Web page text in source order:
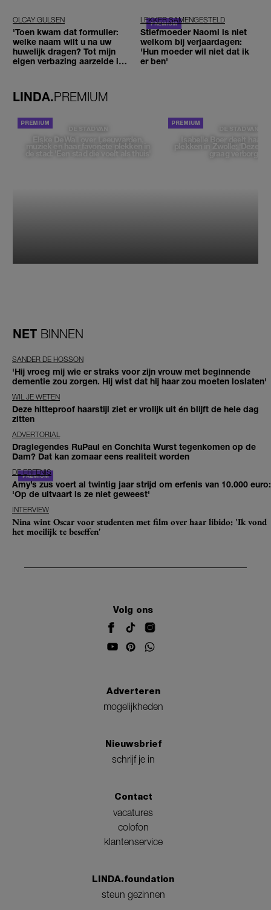
OLCAY GULSEN
'Toen kwam dat formulier:
welke naam wilt u na uw
huwelijk dragen? Tot mijn
eigen verbazing aarzelde ik
LEKKER SAMENGESTELD
Stiefmoeder Naomi is niet
welkom bij verjaardagen:
'Hun moeder wil niet dat ik
er ben'
LINDA.PREMIUM
DE STAD VAN
Elske DeWall over Leeuwarden,
muziek en haar favoriete plekken in
de stad: 'Een stad die voelt als thuis'
DE STAD VAN
Isabelle Boer deelt haar
plekken in Zwolle: 'Deze
graag verborgen'
NET BINNEN
SANDER DE HOSSON
'Hij vroeg mij wie er straks voor zijn vrouw met beginnende
dementie zou zorgen. Hij wist dat hij haar zou moeten loslaten'
WIL JE WETEN
Deze hitteproof haarstijl ziet er vrolijk uit én blijft de hele dag
zitten
ADVERTORIAL
Draglegendes RuPaul en Conchita Wurst tegenkomen op de
Dam? Dat kan zomaar eens realiteit worden
DE ERFENIS
Amy’s zus voert al twintig jaar strijd om erfenis van 10.000 euro:
'Op de uitvaart is ze niet geweest'
INTERVIEW
Nina wint Oscar voor studenten met film over haar libido: 'Ik vond
het moeilijk te beseffen'
Volg ons
Adverteren
mogelijkheden
Nieuwsbrief
schrijf je in
Contact
vacatures
colofon
klantenservice
LINDA.foundation
steun gezinnen